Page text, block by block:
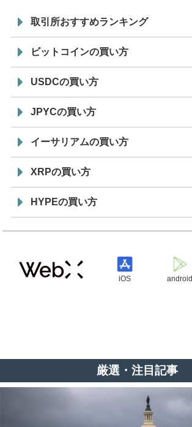
取引所おすすめランキング
ビットコインの買い方
USDCの買い方
JPYCの買い方
イーサリアムの買い方
XRPの買い方
HYPEの買い方
iOS android
厳選・注目記事